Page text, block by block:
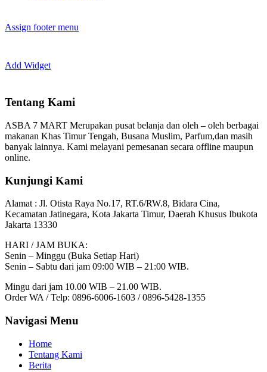
Assign footer menu
Add Widget
Tentang Kami
ASBA 7 MART Merupakan pusat belanja dan oleh – oleh berbagai
makanan Khas Timur Tengah, Busana Muslim, Parfum,dan masih
banyak lainnya. Kami melayani pemesanan secara offline maupun
online.
Kunjungi Kami
Alamat : Jl. Otista Raya No.17, RT.6/RW.8, Bidara Cina,
Kecamatan Jatinegara, Kota Jakarta Timur, Daerah Khusus Ibukota
Jakarta 13330
HARI / JAM BUKA:
Senin – Minggu (Buka Setiap Hari)
Senin – Sabtu dari jam 09:00 WIB – 21:00 WIB.
Mingu dari jam 10.00 WIB – 21.00 WIB.
Order WA / Telp: 0896-6006-1603 / 0896-5428-1355
Navigasi Menu
Home
Tentang Kami
Berita